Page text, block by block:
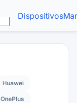
Dispositivos
Huawei
OnePlus